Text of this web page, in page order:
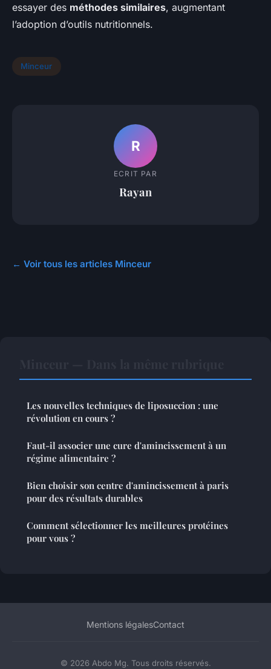
essayer des méthodes similaires, augmentant
l’adoption d’outils nutritionnels.
Minceur
R
ECRIT PAR
Rayan
← Voir tous les articles Minceur
Les nouvelles techniques de liposuccion : une
révolution en cours ?
Faut-il associer une cure d'amincissement à un
régime alimentaire ?
Bien choisir son centre d'amincissement à paris
pour des résultats durables
Comment sélectionner les meilleures protéines
pour vous ?
Mentions légalesContact
© 2026 Abdo Mg. Tous droits réservés.